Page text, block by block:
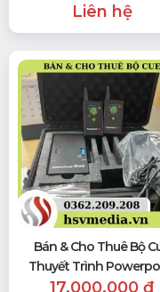
Liên hệ
Bán & Cho Thuê Bộ
Thuyết Trình
17.000.000 đ